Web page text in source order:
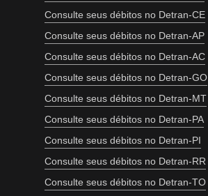
Consulte seus débitos no Detran-CE
Consulte seus débitos no Detran-AP
Consulte seus débitos no Detran-AC
Consulte seus débitos no Detran-GO
Consulte seus débitos no Detran-MT
Consulte seus débitos no Detran-PA
Consulte seus débitos no Detran-PI
Consulte seus débitos no Detran-RR
Consulte seus débitos no Detran-TO